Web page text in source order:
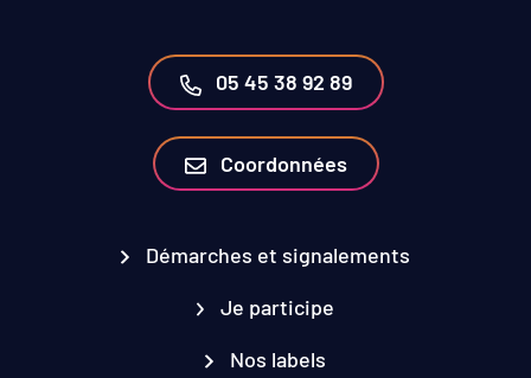
05 45 38 92 89
Coordonnées
Démarches et signalements
Je participe
Nos labels